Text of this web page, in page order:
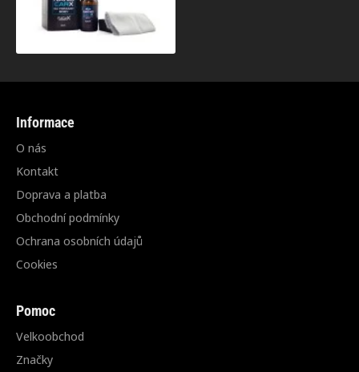
Informace
O nás
Kontakt
Doprava a platba
Obchodní podmínky
Ochrana osobních údajů
Cookies
Pomoc
Velkoobchod
Značky